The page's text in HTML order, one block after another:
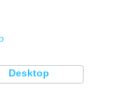
Desktop